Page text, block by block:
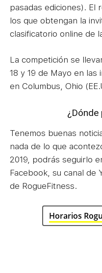
pasadas ediciones). El
los que obtengan la
clasificatorio online de
La competición se
18 y 19 de Mayo en las
en Columbus, Ohio
Tenemos buenas
nada de lo que
2019, podrás seguirlo
Facebook, su canal de
de RogueFitness.
Horarios